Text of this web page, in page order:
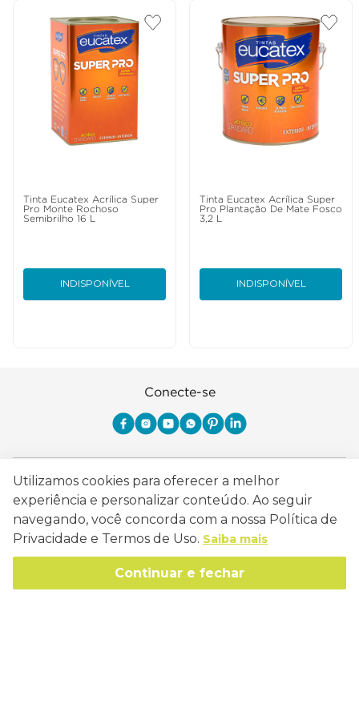
Tinta Eucatex Acrílica Super
Pro Monte Rochoso
Semibrilho 16 L
INDISPONÍVEL
Tinta Eucatex Acrílica Super
Pro Plantação De Mate Fosco
3,2 L
INDISPONÍVEL
Conecte-se
Como Trabalhamos
Política de Entrega
Política de Privacidade
Trocas e Devoluções
Retire em Loja
Sobre a Eucatex
História
Canal de Ética
Sustentabilidade
Missão, Visão e Valores
Utilizamos cookies para oferecer a melhor
experiência e personalizar conteúdo. Ao seguir
navegando, você concorda com a nossa Política de
Privacidade e Termos de Uso. Saiba mais
Continuar e fechar